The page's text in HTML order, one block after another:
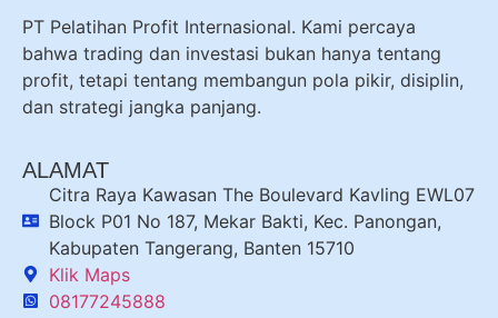
PT Pelatihan Profit Internasional. Kami percaya
bahwa trading dan investasi bukan hanya tentang
profit, tetapi tentang membangun pola pikir, disiplin,
dan strategi jangka panjang.
ALAMAT
Citra Raya Kawasan The Boulevard Kavling EWL07
Block P01 No 187, Mekar Bakti, Kec. Panongan,
Kabupaten Tangerang, Banten 15710
Klik Maps
08177245888